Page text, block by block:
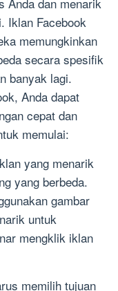
Iklan Facebook
memungkinkan
secara spesifik
banyak lagi.
Anda dapat
cepat dan
memulai:
yang menarik
yang berbeda.
gambar
untuk
mengklik iklan
memilih tujuan